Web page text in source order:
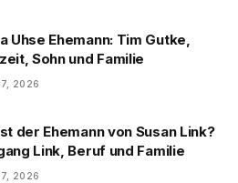
Uhse Ehemann: Tim Gutke,
Sohn und Familie
2026
der Ehemann von Susan Link?
Link, Beruf und Familie
2026